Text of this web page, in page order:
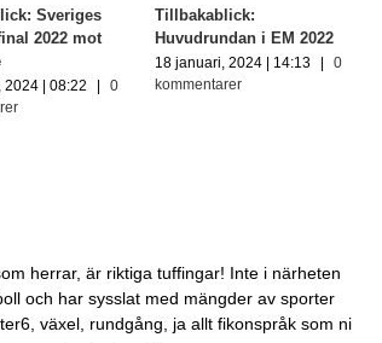
Sveriges
2022 mot
2024 | 08:22
0
Tillbakablick:
Huvudrundan i EM 2022
18 januari, 2024 | 14:13
0
kommentarer
herrar, är riktiga tuffingar! Inte i närheten
och har sysslat med mängder av sporter
växel, rundgång, ja allt fikonspråk som ni